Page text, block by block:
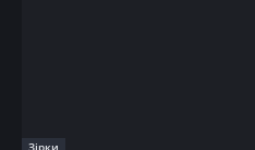
Зірки